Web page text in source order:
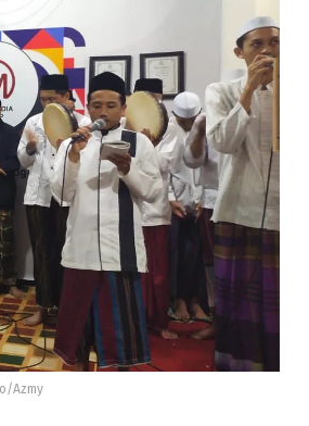
Azmy